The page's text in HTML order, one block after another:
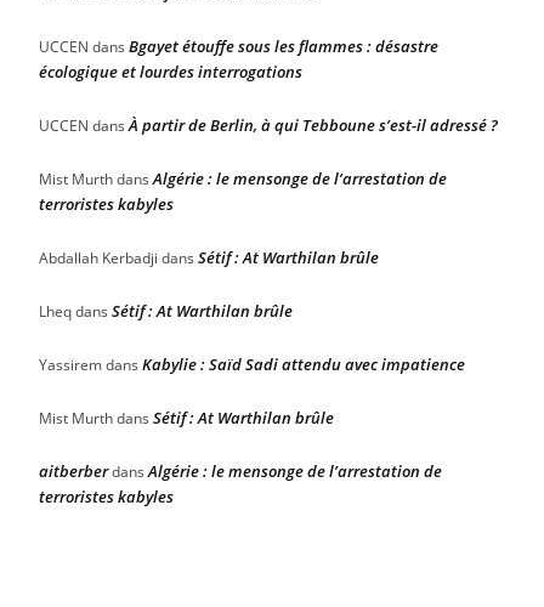
UCCEN dans Bgayet étouffe sous les flammes : désastre
écologique et lourdes interrogations
UCCEN dansÀ partir de Berlin, à qui Tebboune s’est-il adressé ?
Mist MurthdansAlgérie : le mensonge de l’arrestation de
terroristes kabyles
Abdallah Kerbadji dans Sétif : At Warthilan brûle
Lheqdans Sétif : At Warthilan brûle
Yassiremdans Kabylie : Saïd Sadi attendu avec impatience
Mist Murthdans Sétif : At Warthilan brûle
aitberberdansAlgérie : le mensonge de l’arrestation de
terroristes kabyles